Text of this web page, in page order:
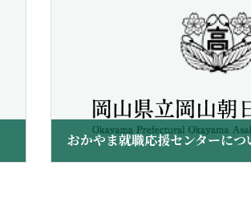
おかやま就職応援センターにつ